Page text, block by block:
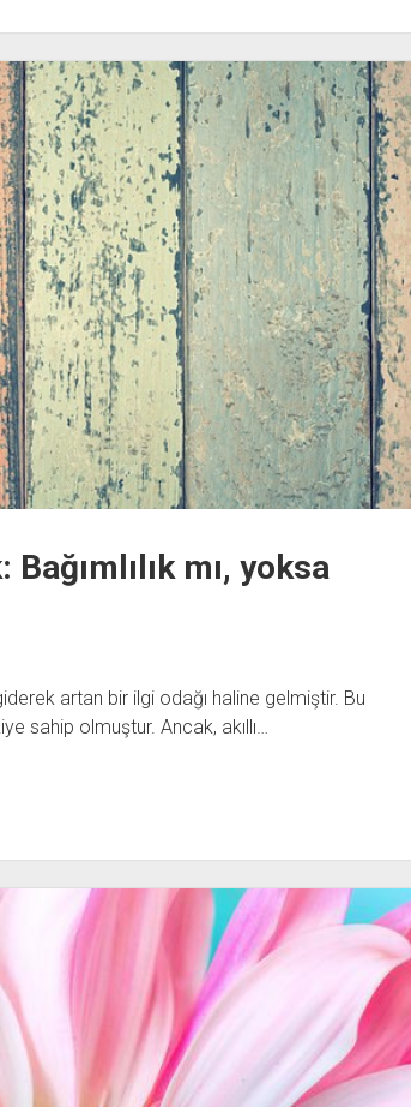
mı, yoksa
artan bir ilgi odağı haline gelmiştir. Bu
sahip olmuştur. Ancak, akıllı…